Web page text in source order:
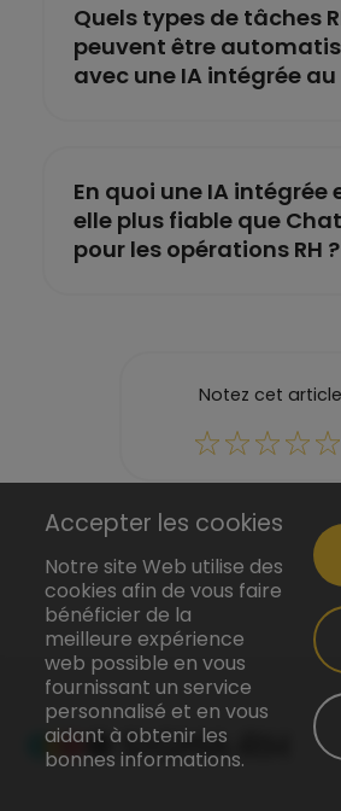
Quels types de tâches
peuvent être
avec une IA intégrée au
En quoi une IA intégrée
elle plus fiable que
pour les opérations RH ?
Notez cet article
Accepter les cookies
Notre site Web utilise des
cookies afin de vous faire
bénéficier de la
meilleure expérience
web possible en vous
fournissant un service
personnalisé et en vous
aidant à obtenir les
bonnes informations.